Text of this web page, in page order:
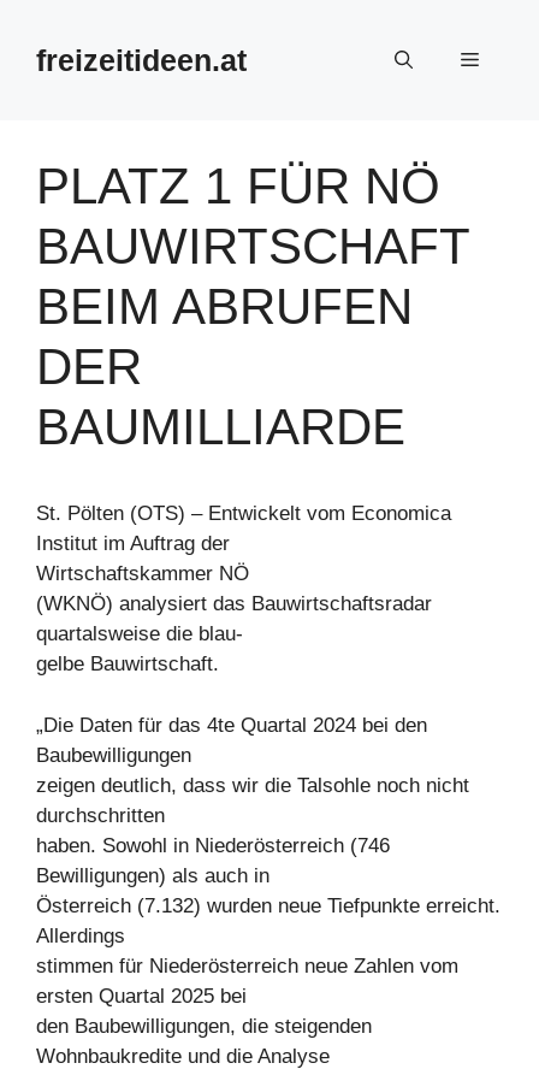
Inhalt
springenfreizeitideen.at Menü
PLATZ 1 FÜR NÖ
BAUWIRTSCHAFT
BEIM ABRUFEN
DER
BAUMILLIARDE
St. Pölten (OTS) – Entwickelt vom Economica
Institut im Auftrag der
Wirtschaftskammer NÖ
(WKNÖ) analysiert das Bauwirtschaftsradar
quartalsweise die blau-
gelbe Bauwirtschaft.
„Die Daten für das 4te Quartal 2024 bei den
Baubewilligungen
zeigen deutlich, dass wir die Talsohle noch nicht
durchschritten
haben. Sowohl in Niederösterreich (746
Bewilligungen) als auch in
Österreich (7.132) wurden neue Tiefpunkte erreicht.
Allerdings
stimmen für Niederösterreich neue Zahlen vom
ersten Quartal 2025 bei
den Baubewilligungen, die steigenden
Wohnbaukredite und die Analyse